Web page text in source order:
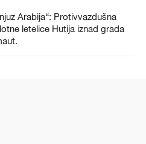
Arabija“: Protivvazdušna
letelice Hutija iznad grada